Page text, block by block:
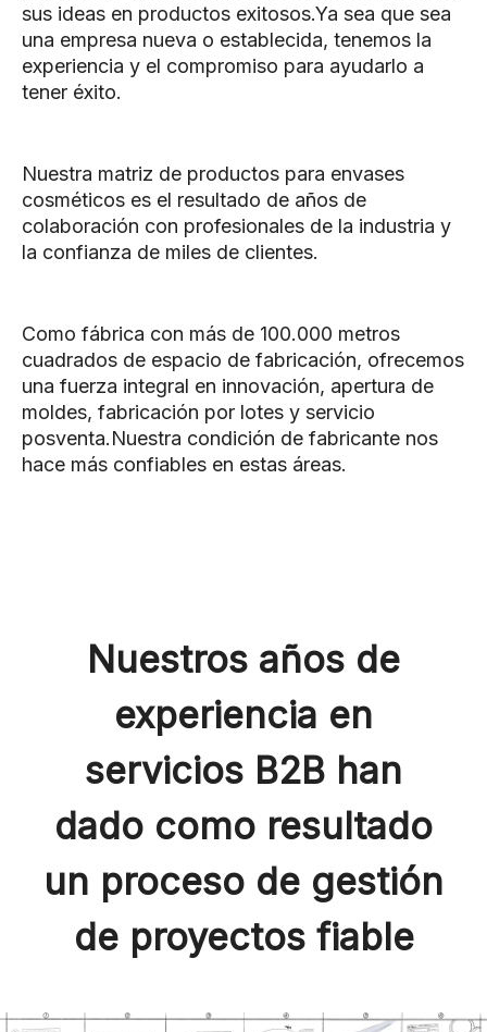
sus ideas en productos exitosos.Ya sea que sea
una empresa nueva o establecida, tenemos la
experiencia y el compromiso para ayudarlo a
tener éxito.
Nuestra matriz de productos para envases
cosméticos es el resultado de años de
colaboración con profesionales de la industria y
la confianza de miles de clientes.
Como fábrica con más de 100.000 metros
cuadrados de espacio de fabricación, ofrecemos
una fuerza integral en innovación, apertura de
moldes, fabricación por lotes y servicio
posventa.Nuestra condición de fabricante nos
hace más confiables en estas áreas.
Nuestros años de
experiencia en
servicios B2B han
dado como resultado
un proceso de gestión
de proyectos fiable